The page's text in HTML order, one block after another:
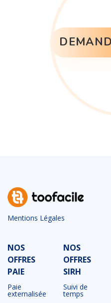
Mentions Légales
NOS
OFFRES
PAIE
Paie
externalisée
NOS
OFFRES
SIRH
Suivi de
temps